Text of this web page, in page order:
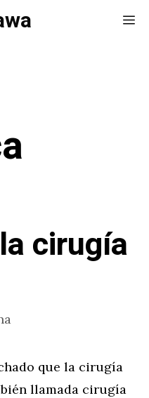
cirugía
que la cirugía
llamada cirugía